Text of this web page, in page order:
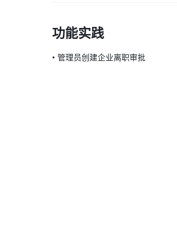
功能实践
• 管理员创建企业离职审批